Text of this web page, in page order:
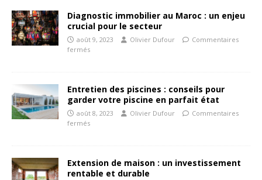
Diagnostic immobilier au Maroc : un enjeu
crucial pour le secteur
août 9, 2023 Olivier Dufour
Commentaires
fermés
Entretien des piscines : conseils pour
garder votre piscine en parfait état
août 8, 2023 Olivier Dufour
Commentaires
fermés
Extension de maison : un investissement
rentable et durable